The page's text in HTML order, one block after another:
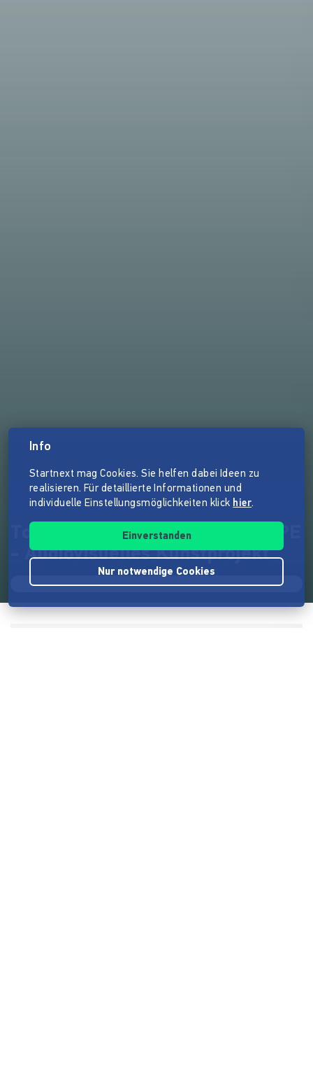
Toolkit RK01/ LIFETIME EUROPE
- Audiovisuelles Kunstprojekt
Info
Startnext mag Cookies. Sie helfen dabei Ideen zu
realisieren. Für detaillierte Informationen und
individuelle Einstellungsmöglichkeiten klick hier.
Einverstanden
Nur notwendige Cookies